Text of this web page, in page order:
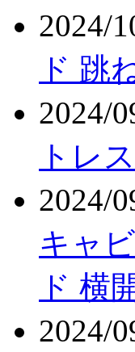
2024/
ド 跳
2024/
トレ
2024/
キャ
ド 横
2024/